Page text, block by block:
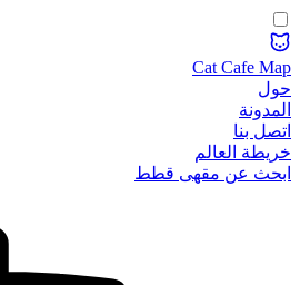
Cat Cafe Map
حول
المدونة
اتصل بنا
خريطة العالم
ابحث عن مقهى قطط